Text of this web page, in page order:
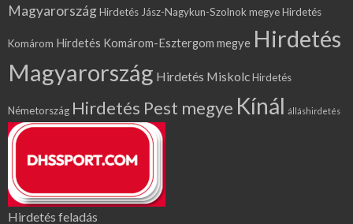
MagyarországHirdetés Jász-Nagykun-Szolnok megyeHirdetés
Komárom Hirdetés Komárom-Esztergom megye Hirdetés
Magyarország Hirdetés MiskolcHirdetés
Németország Hirdetés Pest megye Kínál álláshirdetés
Hirdetés feladás